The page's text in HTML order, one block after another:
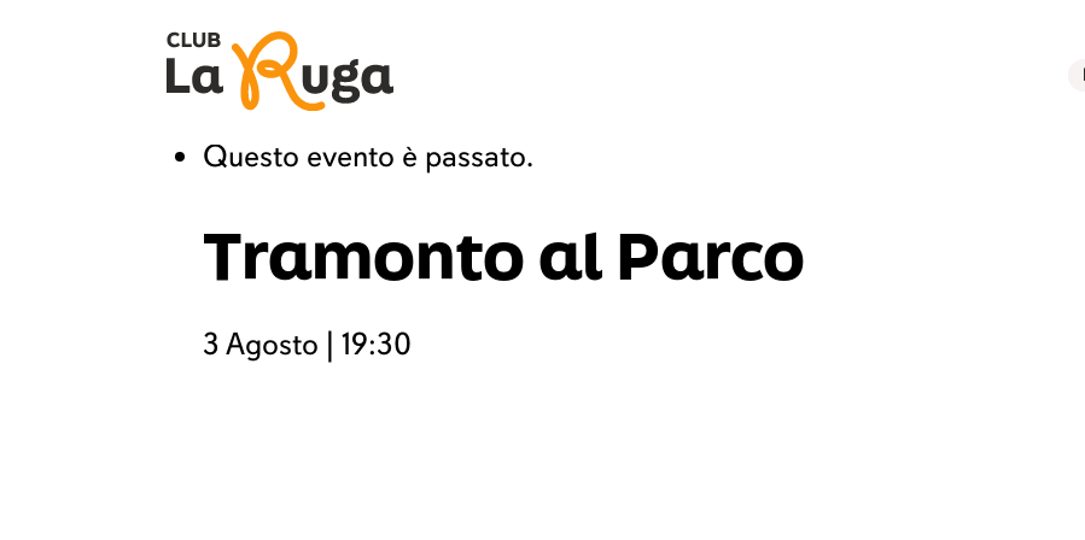
« Tutti gli Eventi
Questo evento è passato.
Tramonto al Parco
3 Agosto | 19:30